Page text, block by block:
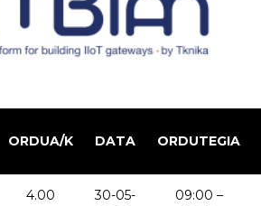
ORDUA/K DATA ORDUTEGIA
4.00
30-05-
09:00 –